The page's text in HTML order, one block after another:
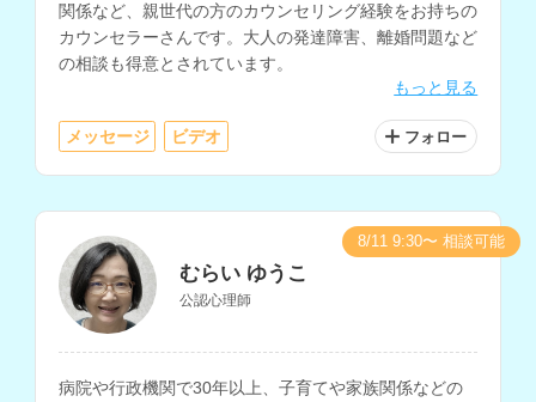
関係など、親世代の方のカウンセリング経験をお持ちの
カウンセラーさんです。大人の発達障害、離婚問題など
の相談も得意とされています。
もっと見る
メッセージ ビデオ フォロー
むらい ゆうこ
公認心理師
病院や行政機関で30年以上、子育てや家族関係などの
8/11 9:30〜 相談可能